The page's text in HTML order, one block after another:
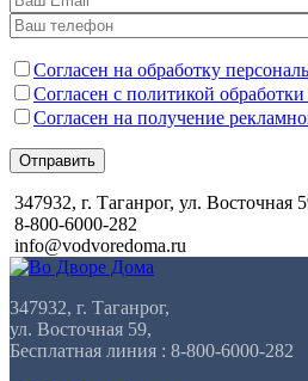
Согласен на обработку
Согласен с политикой
Согласен на получение
Отправить
347932, г. Таганрог, ул. Восточная
8-800-6000-282
info@vodvoredoma.ru
347932, г. Таганрог,
ул. Восточная 59,
Бесплатная линия : 8-800-6000-282